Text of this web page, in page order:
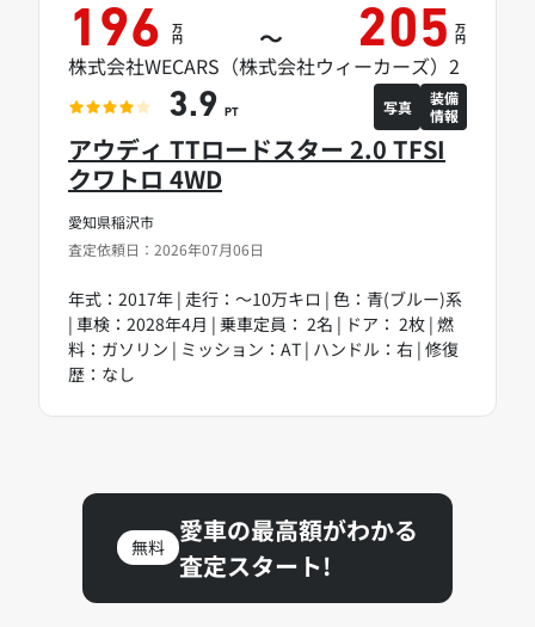
愛知県稲沢市
査定依頼日：2026年07月06日
アウディ TTロードスター 2.0 TFSI
クワトロ 4WD
年式：2017年 | 走行：～10万キロ | 色：青(ブルー)系
| 車検：2028年4月 | 乗車定員： 2名 | ドア： 2枚 | 燃
料：ガソリン | ミッション：AT | ハンドル：右 | 修復
歴：なし
196 万
円 ～ 205 万
円
株式会社WECARS（株式会社ウィーカーズ）2
3.9 PT 写真
装備
情報
無料
愛車の最高額がわかる
査定スタート!